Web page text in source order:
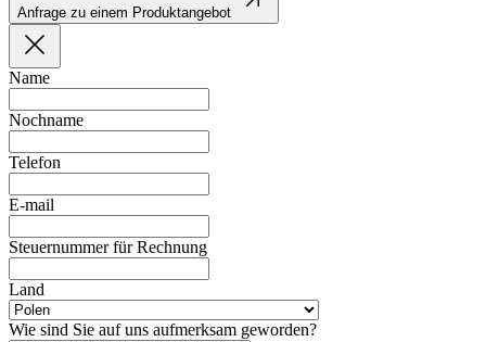
Anfrage zu einem Produktangebot
Name
Nochname
Telefon
E-mail
Steuernummer für Rechnung
Land
Wie sind Sie auf uns aufmerksam geworden?